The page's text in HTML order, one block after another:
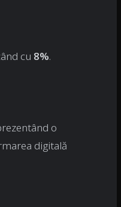
cu 8%.
o
digitală